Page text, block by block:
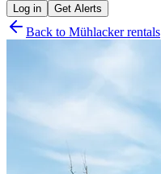
Log in Get Alerts
Back to Mühlackerrentals